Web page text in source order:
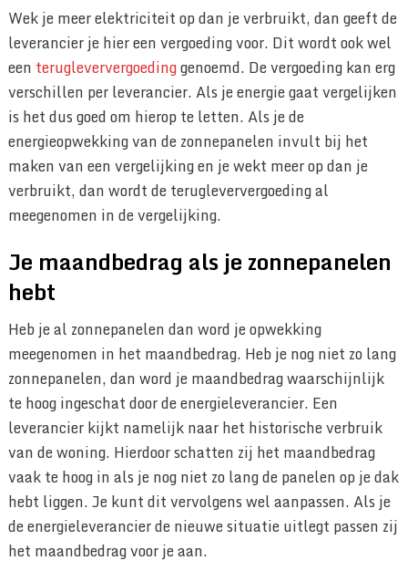
Wek je meer elektriciteit op dan je verbruikt, dan geeft de
leverancier je hier een vergoeding voor. Dit wordt ook wel
een terugleververgoedinggenoemd. De vergoeding kan erg
verschillen per leverancier. Als je energie gaat vergelijken
is het dus goed om hierop te letten. Als je de
energieopwekking van de zonnepanelen invult bij het
maken van een vergelijking en je wekt meer op dan je
verbruikt, dan wordt de terugleververgoeding al
meegenomen in de vergelijking.
Je maandbedrag als je zonnepanelen
hebt
Heb je al zonnepanelen dan word je opwekking
meegenomen in het maandbedrag. Heb je nog niet zo lang
zonnepanelen, dan word je maandbedrag waarschijnlijk
te hoog ingeschat door de energieleverancier. Een
leverancier kijkt namelijk naar het historische verbruik
van de woning. Hierdoor schatten zij het maandbedrag
vaak te hoog in als je nog niet zo lang de panelen op je dak
hebt liggen. Je kunt dit vervolgens wel aanpassen. Als je
de energieleverancier de nieuwe situatie uitlegt passen zij
het maandbedrag voor je aan.